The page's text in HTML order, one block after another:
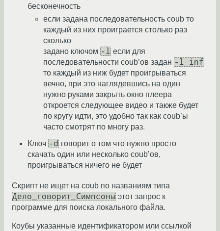
бесконечность
если задана последовательность coub то
каждый из них проиграется столько раз
сколько
задано ключом -l если для
последовательности coub’ов задан -l inf
то каждый из ниж будет проигрываться
вечно, при это наглядевшись на один
нужно руками закрыть окно плеера
откроется следующее видео и также будет
по кругу идти, это удобно так как coub’ы
часто смотрят по многу раз.
Ключ -d говорит о том что нужно просто
скачать один или несколько coub’ов,
проигрываться ничего не будет
Скрипт не ищет на coub по названиям типа
Дело_говорит_Симпсоны этот запрос к
программе для поиска локального файла.
Коубы указанные идентификатором или ссылкой